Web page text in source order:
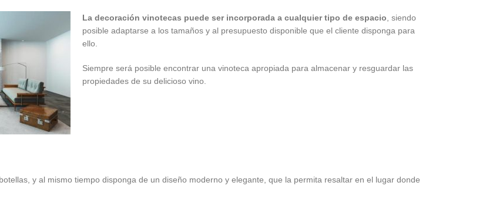
La decoración vinotecas puede ser incorporada a cualquier tipo de espacio , siendo
posible adaptarse a los tamaños y al presupuesto disponible que el cliente disponga para
ello.
Siempre será posible encontrar una vinoteca apropiada para almacenar y resguardar las
propiedades de su delicioso vino.
y al mismo tiempo disponga de un diseño moderno y elegante, que la permita resaltar en el lugar donde